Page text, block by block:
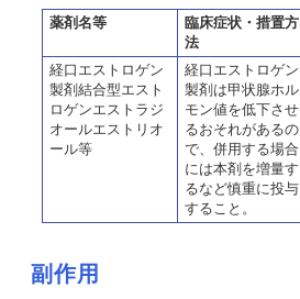
薬剤名等
臨床症状・措置方
法
経口エストロゲン
製剤結合型エスト
ロゲンエストラジ
オールエストリオ
ール等
経口エストロゲン
製剤は甲状腺ホル
モン値を低下させ
るおそれがあるの
で、併用する場合
には本剤を増量す
るなど慎重に投与
すること。
副作用